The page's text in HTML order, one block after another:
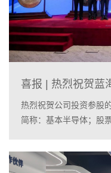
喜报 | 热烈祝贺蓝
热烈祝贺公司投资参股
简称：基本半导体；股